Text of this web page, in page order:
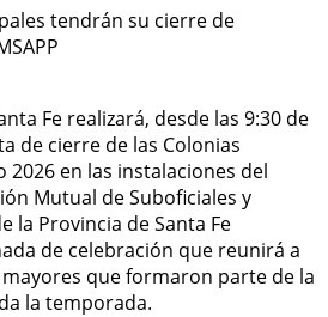
Fe realizará, desde las 9:30 de
de cierre de las Colonias
2026 en las instalaciones del
Mutual de Suboficiales y
la Provincia de Santa Fe
de celebración que reunirá a
que formaron parte de la
la temporada.